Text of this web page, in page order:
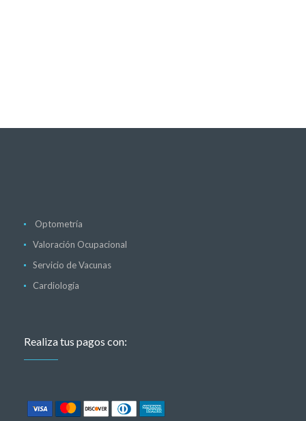
Optometría
Valoración Ocupacional
Servicio de Vacunas
Cardiología
Realiza tus pagos con: